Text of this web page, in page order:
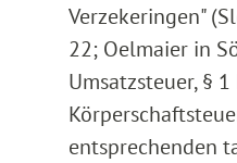
Verzekeringen"
22; Oelmaier in
Umsatzsteuer, §
entsprechenden